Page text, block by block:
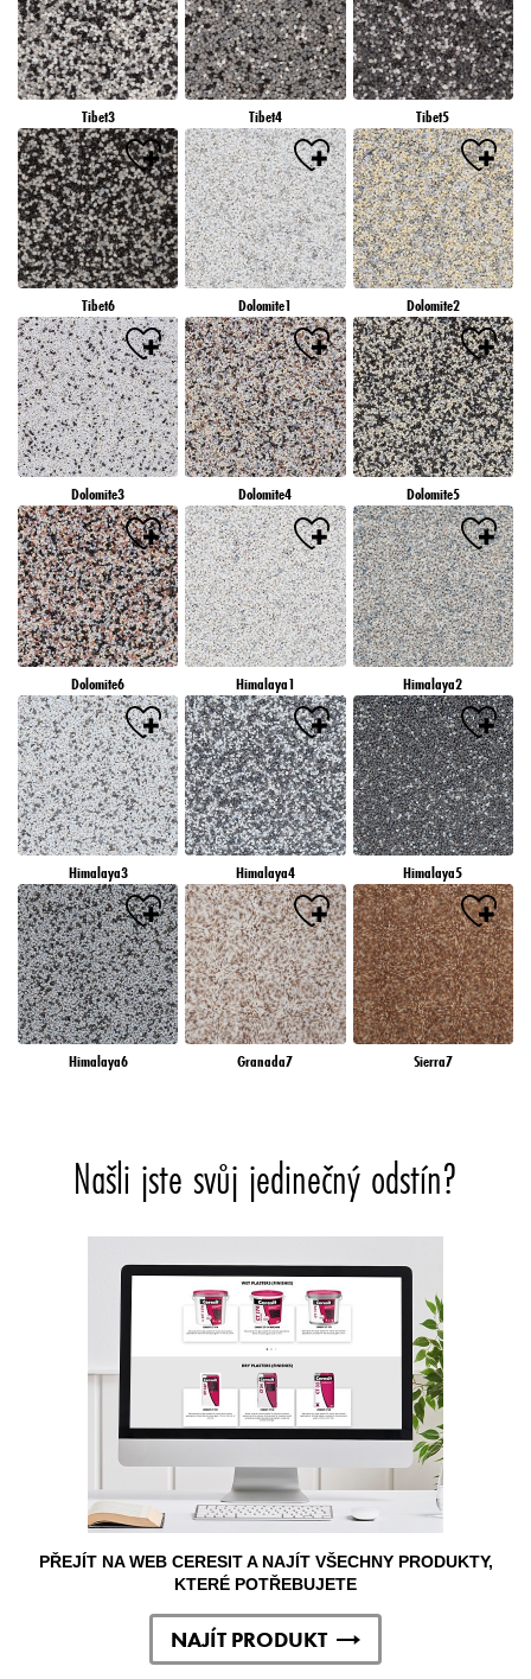
Tibet3 Tibet4 Tibet5
Tibet6 Dolomite1 Dolomite2
Dolomite3 Dolomite4 Dolomite5
Dolomite6 Himalaya1 Himalaya2
Himalaya3 Himalaya4 Himalaya5
Himalaya6 Granada7 Sierra7
Našli jste svůj jedinečný odstín?
PŘEJÍT NA WEB CERESIT A NAJÍT VŠECHNY PRODUKTY,
KTERÉ POTŘEBUJETE
NAJÍT PRODUKT